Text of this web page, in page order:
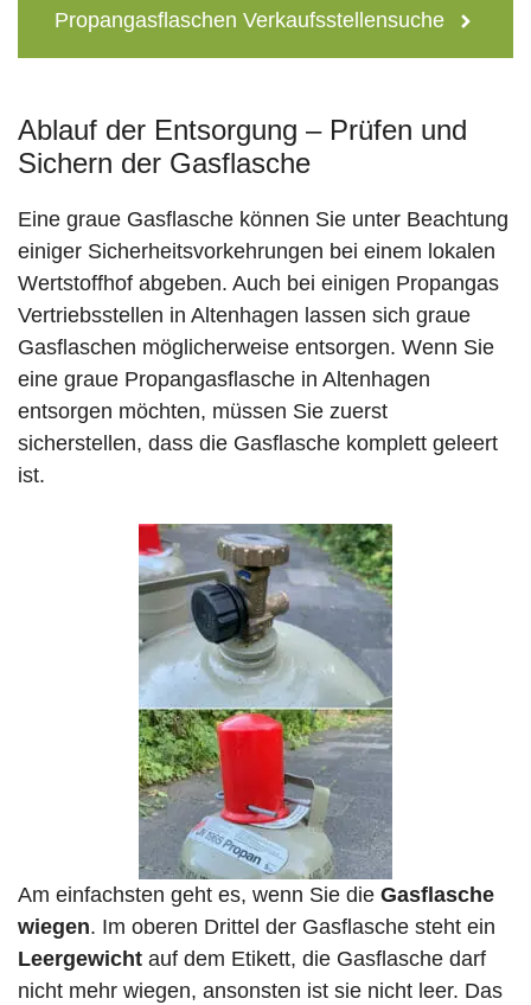
Propangasflaschen Verkaufsstellensuche
Ablauf der Entsorgung – Prüfen und
Sichern der Gasflasche
Eine graue Gasflasche können Sie unter Beachtung
einiger Sicherheitsvorkehrungen bei einem lokalen
Wertstoffhof abgeben. Auch bei einigen Propangas
Vertriebsstellen in Altenhagen lassen sich graue
Gasflaschen möglicherweise entsorgen. Wenn Sie
eine graue Propangasflasche in Altenhagen
entsorgen möchten, müssen Sie zuerst
sicherstellen, dass die Gasflasche komplett geleert
ist.
Am einfachsten geht es, wenn Sie die Gasflasche
wiegen. Im oberen Drittel der Gasflasche steht ein
Leergewicht auf dem Etikett, die Gasflasche darf
nicht mehr wiegen, ansonsten ist sie nicht leer. Das